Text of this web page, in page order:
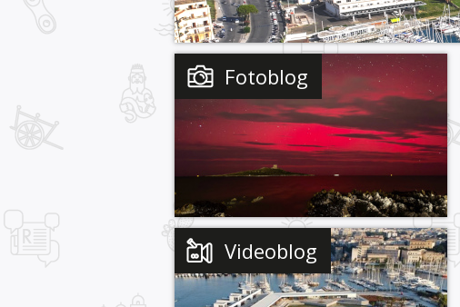
Fotoblog
Videoblog